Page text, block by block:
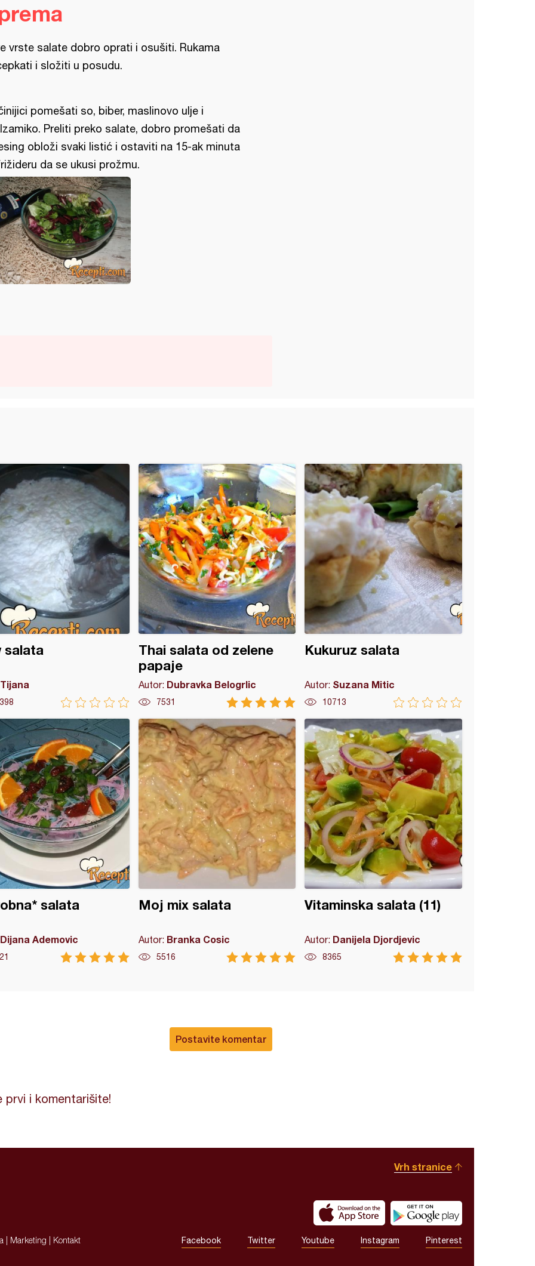
vrste salate dobro oprati i osušiti. Rukama
i složiti u posudu.
pomešati so, biber, maslinovo ulje i
Preliti preko salate, dobro promešati da
obloži svaki listić i ostaviti na 15-ak minuta
da se ukusi prožmu.
salata
Tijana
Thai salata od zelene
papaje
Autor: Dubravka Belogrlic
7531
Kukuruz salata
Autor: Suzana Mitic
10713
salata
Dijana Ademovic
Moj mix salata
Autor: Branka Cosic
5516
Vitaminska salata (11)
Autor: Danijela Djordjevic
8365
Postavite komentar
prvi i komentarišite!
Vrh stranice
Marketing Kontakt Facebook Twitter Youtube Instagram Pinterest